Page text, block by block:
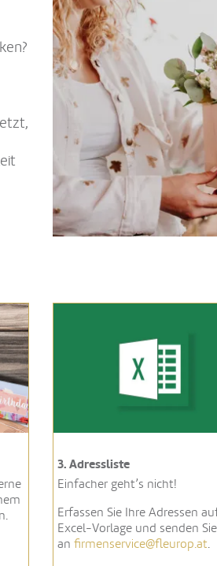
3. Adressliste
Einfacher geht’s nicht!
Erfassen Sie Ihre Adressen
Excel-Vorlage und senden
an firmenservice@fleurop.at.